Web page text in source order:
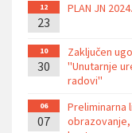
12
23
PLAN JN 2024.
10
30
Zaključen
''Unutarnje
radovi''
06
07
Preliminarna